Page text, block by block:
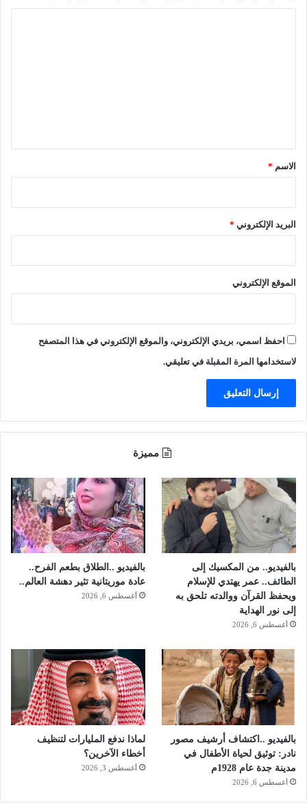
*الاسم *
البريد الإلكتروني *
الموقع الإلكتروني
احفظ اسمي، بريدي الإلكتروني، والموقع الإلكتروني في هذا المتصفح
لاستخدامها المرة المقبلة في تعليقي.
مميزة
بالفيديو.. من المكسيك إلى
الطائف.. عمر يهتدي للإسلام
ويحفظ القرآن ووالدته تلحق به
إلى نور الهداية
أغسطس 6, 2026
بالفيديو ..الطلاق بطعم الفرح..
عادة موريتانية تثير دهشة العالم..
أغسطس 6, 2026
بالفيديو ..اكتشاف أرشيف مصور
نادر: توثيق لحياة الأطفال في
مدينة جدة عام 1928م
أغسطس 6, 2026
لماذا ندفع المليارات لتنظيف
أخطاء الآخرين؟
أغسطس 3, 2026